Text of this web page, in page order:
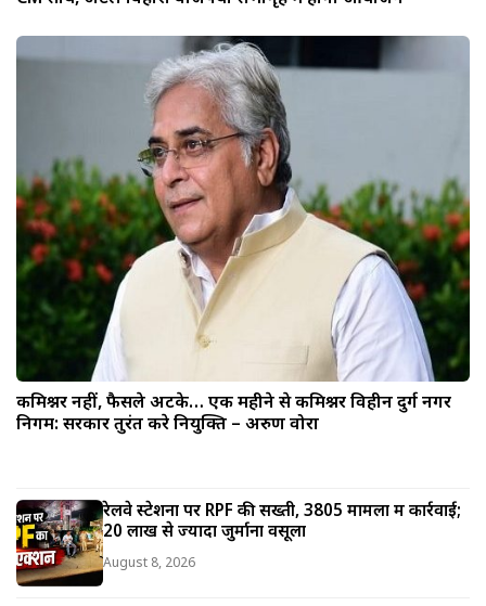
कमिश्नर नहीं, फैसले अटके… एक महीने से कमिश्नर विहीन दुर्ग नगर
निगम: सरकार तुरंत करे नियुक्ति – अरुण वोरा
रेलवे स्टेशनों पर RPF की सख्ती, 3805 मामलों में कार्रवाई;
20 लाख से ज्यादा जुर्माना वसूला
August 8, 2026